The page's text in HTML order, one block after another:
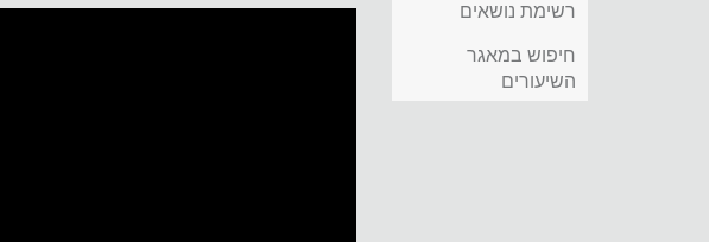
רשימת נושאים
חיפוש במאגר
השיעורים